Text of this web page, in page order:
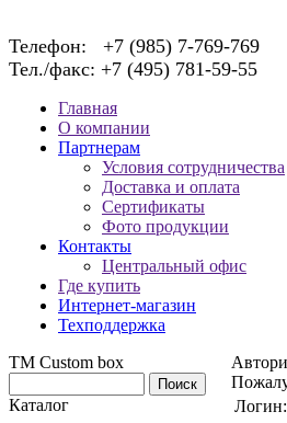
Телефон: +7 (985) 7-769-769
Тел./факс: +7 (495) 781-59-55
Главная
О компании
Партнерам
Условия сотрудничества
Доставка и оплата
Сертификаты
Фото продукции
Контакты
Центральный офис
Где купить
Интернет-магазин
Техподдержка
TM Custom box
Каталог
Логин: